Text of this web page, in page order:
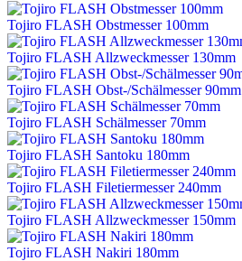
Tojiro FLASH Obstmesser 100mm
Tojiro FLASH Allzweckmesser 130mm
Tojiro FLASH Obst-/Schälmesser 90mm
Tojiro FLASH Schälmesser 70mm
Tojiro FLASH Santoku 180mm
Tojiro FLASH Filetiermesser 240mm
Tojiro FLASH Allzweckmesser 150mm
Tojiro FLASH Nakiri 180mm